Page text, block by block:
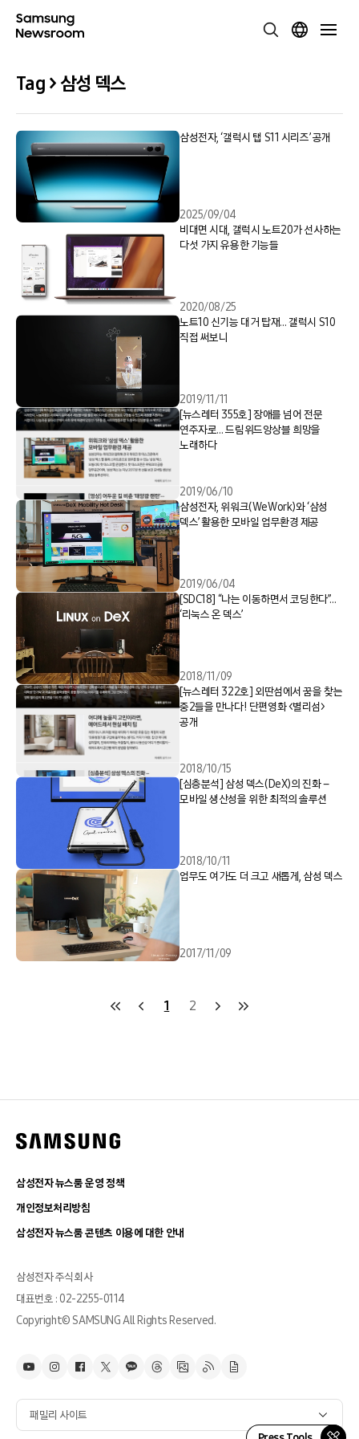
Tag > 삼성 덱스
삼성전자, ‘갤럭시 탭 S11 시리즈’ 공개
2025/09/04
비대면 시대, 갤럭시 노트20가 선사하는
다섯 가지 유용한 기능들
2020/08/25
노트10 신기능 대거 탑재… 갤럭시 S10
직접 써보니
2019/11/11
[뉴스레터 355호] 장애를 넘어 전문
연주자로… 드림위드앙상블 희망을
노래하다
2019/06/10
삼성전자, 위워크(WeWork)와 ‘삼성
덱스’ 활용한 모바일 업무환경 제공
2019/06/04
[SDC18] “나는 이동하면서 코딩한다”…
‘리눅스 온 덱스’
2018/11/09
[뉴스레터 322호] 외딴섬에서 꿈을 찾는
중2들을 만나다! 단편영화 <별리섬>
공개
2018/10/15
[심층분석] 삼성 덱스(DeX)의 진화 –
모바일 생산성을 위한 최적의 솔루션
2018/10/11
업무도 여가도 더 크고 새롭게, 삼성 덱스
2017/11/09
1 2
삼성전자 뉴스룸 운영 정책
개인정보처리방침
삼성전자 뉴스룸 콘텐츠 이용에 대한 안내
삼성전자 주식회사
대표번호 : 02-2255-0114
Copyright© SAMSUNG All Rights Reserved.
패밀리 사이트